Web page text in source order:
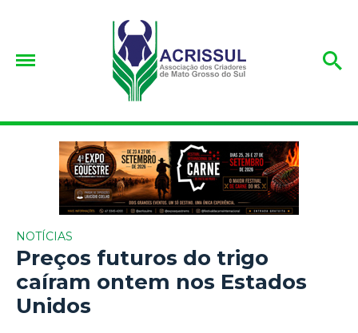
NOTÍCIAS
Preços futuros do trigo
caíram ontem nos Estados
Unidos